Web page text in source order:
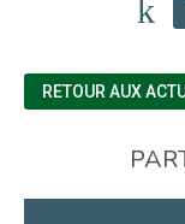
RETOUR AUX